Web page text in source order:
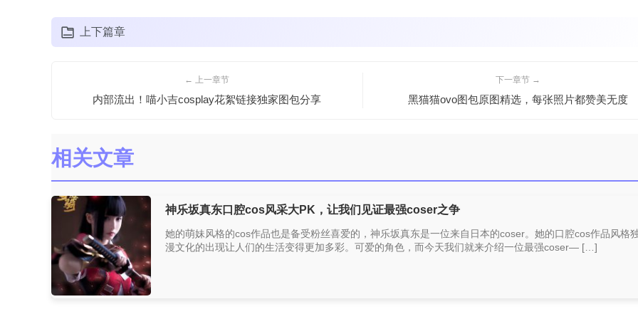
上下篇章
← 上一章节
内部流出！喵小吉cosplay花絮链接独家图包分享
下一章节 →
黑猫猫ovo图包原图精选，每张照片都赞美无度
相关文章
神乐坂真东口腔cos风采大PK，让我们见证最强coser之争
她的萌妹风格的cos作品也是备受粉丝喜爱的，神乐坂真东是一位来自日本的coser。她的口腔cos作品风格
漫文化的出现让人们的生活变得更加多彩。可爱的角色，而今天我们就来介绍一位最强coser— […]